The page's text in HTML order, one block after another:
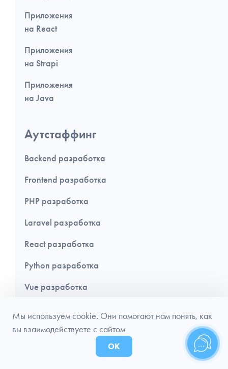
Приложения
на React
Приложения
на Strapi
Приложения
на Java
Аутстаффинг
Backend разработка
Frontend разработка
PHP разработка
Laravel разработка
React разработка
Python разработка
Vue разработка
Yii разработка
Django разработка
Мы используем cookie. Они помогают нам понять, как
вы взаимодействуете с сайтом
ОК